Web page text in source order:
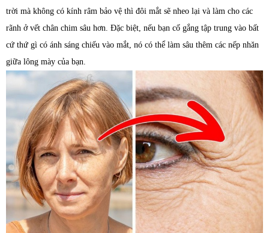
trời mà không có kính râm bảo vệ thì đôi mắt sẽ nheo lại và làm cho các
rãnh ở vết chân chim sâu hơn. Đặc biệt, nếu bạn cố gắng tập trung vào bất
cứ thứ gì có ánh sáng chiếu vào mắt, nó có thể làm sâu thêm các nếp nhăn
giữa lông mày của bạn.